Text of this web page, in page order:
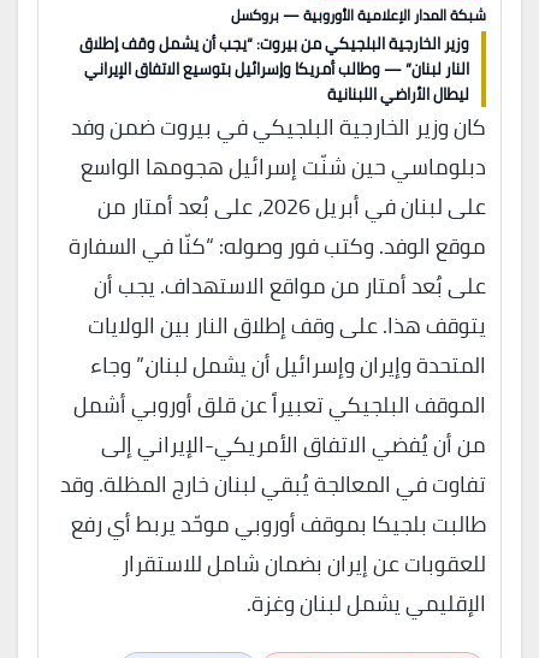
شبكة المدار الإعلامية الأوروبية — بروكسل
وزير الخارجية البلجيكي من بيروت: “يجب أن يشمل وقف إطلاق
النار لبنان” — وطالب أمريكا وإسرائيل بتوسيع الاتفاق الإيراني
ليطال الأراضي اللبنانية
كان وزير الخارجية البلجيكي في بيروت ضمن وفد
دبلوماسي حين شنّت إسرائيل هجومها الواسع
على لبنان في أبريل 2026، على بُعد أمتار من
موقع الوفد. وكتب فور وصوله: “كنّا في السفارة
على بُعد أمتار من مواقع الاستهداف. يجب أن
يتوقف هذا. على وقف إطلاق النار بين الولايات
المتحدة وإيران وإسرائيل أن يشمل لبنان.” وجاء
الموقف البلجيكي تعبيراً عن قلق أوروبي أشمل
من أن يُفضي الاتفاق الأمريكي-الإيراني إلى
تفاوت في المعالجة يُبقي لبنان خارج المظلة. وقد
طالبت بلجيكا بموقف أوروبي موحّد يربط أي رفع
للعقوبات عن إيران بضمان شامل للاستقرار
الإقليمي يشمل لبنان وغزة.